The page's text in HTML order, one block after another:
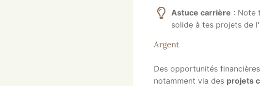
Astuce carrière : Note
solide à tes projets de
Argent
Des opportunités
notamment via des projets